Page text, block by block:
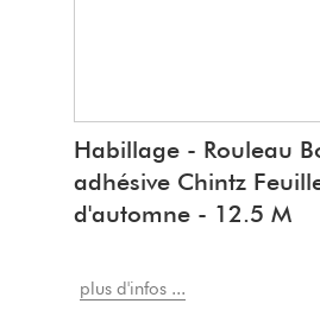
Habillage - Rouleau
adhésive Chintz
d'automne - 12.5 M
plus d'infos ...